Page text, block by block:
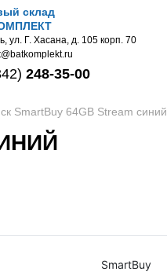
склад
ул. Г. Хасана, д. 105 корп. 70
248-35-00
SmartBuy 64GB Stream синий
SmartBuy